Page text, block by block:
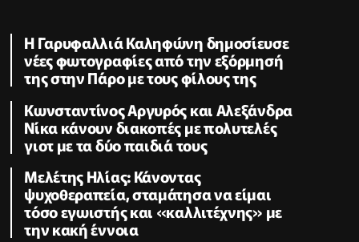
Η Γαρυφαλλιά Καληφώνη δημοσίευσε
νέες φωτογραφίες από την εξόρμησή
της στην Πάρο με τους φίλους της
Κωνσταντίνος Αργυρός και Αλεξάνδρα
Νίκα κάνουν διακοπές με πολυτελές
γιοτ με τα δύο παιδιά τους
Μελέτης Ηλίας: Κάνοντας
ψυχοθεραπεία, σταμάτησα να είμαι
τόσο εγωιστής και «καλλιτέχνης» με
την κακή έννοια